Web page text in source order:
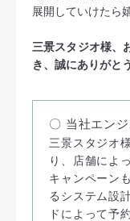
展開していけたら
三景スタジオ様、
き、誠にありがと
〇 当社エン
三景スタジオ
り、店舗によ
キャンペーン
るシステム設
ドによって予